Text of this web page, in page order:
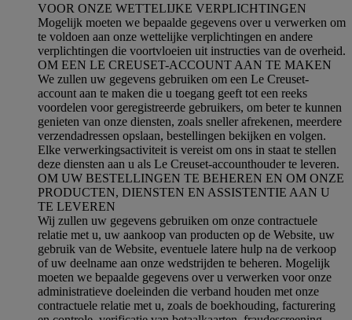
VOOR ONZE WETTELIJKE VERPLICHTINGEN
Mogelijk moeten we bepaalde gegevens over u verwerken om
te voldoen aan onze wettelijke verplichtingen en andere
verplichtingen die voortvloeien uit instructies van de overheid.
OM EEN LE CREUSET-ACCOUNT AAN TE MAKEN
We zullen uw gegevens gebruiken om een Le Creuset-
account aan te maken die u toegang geeft tot een reeks
voordelen voor geregistreerde gebruikers, om beter te kunnen
genieten van onze diensten, zoals sneller afrekenen, meerdere
verzendadressen opslaan, bestellingen bekijken en volgen.
Elke verwerkingsactiviteit is vereist om ons in staat te stellen
deze diensten aan u als Le Creuset-accounthouder te leveren.
OM UW BESTELLINGEN TE BEHEREN EN OM ONZE
PRODUCTEN, DIENSTEN EN ASSISTENTIE AAN U
TE LEVEREN
Wij zullen uw gegevens gebruiken om onze contractuele
relatie met u, uw aankoop van producten op de Website, uw
gebruik van de Website, eventuele latere hulp na de verkoop
of uw deelname aan onze wedstrijden te beheren. Mogelijk
moeten we bepaalde gegevens over u verwerken voor onze
administratieve doeleinden die verband houden met onze
contractuele relatie met u, zoals de boekhouding, facturering